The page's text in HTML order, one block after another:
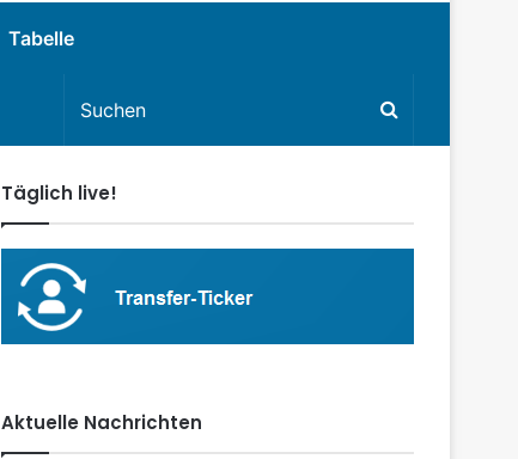
Tabelle
Täglich live!
Aktuelle Nachrichten